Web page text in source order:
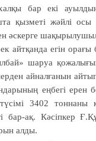
бар екі ауыл­дың
қызметі жәйлі осы
әскерге
айтқанда егін
шаруа
айналғанын
еңбегі ерен
3402
бар-ақ. Кәсіп­кер
алды.